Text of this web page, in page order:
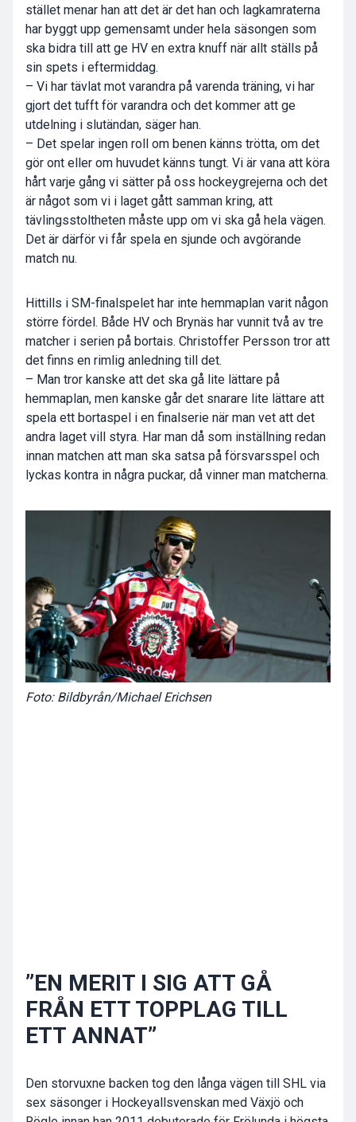
stället menar han att det är det han och lagkamraterna
har byggt upp gemensamt under hela säsongen som
ska bidra till att ge HV en extra knuff när allt ställs på
sin spets i eftermiddag.
– Vi har tävlat mot varandra på varenda träning, vi har
gjort det tufft för varandra och det kommer att ge
utdelning i slutändan, säger han.
– Det spelar ingen roll om benen känns trötta, om det
gör ont eller om huvudet känns tungt. Vi är vana att köra
hårt varje gång vi sätter på oss hockeygrejerna och det
är något som vi i laget gått samman kring, att
tävlingsstoltheten måste upp om vi ska gå hela vägen.
Det är därför vi får spela en sjunde och avgörande
match nu.
Hittills i SM-finalspelet har inte hemmaplan varit någon
större fördel. Både HV och Brynäs har vunnit två av tre
matcher i serien på bortais. Christoffer Persson tror att
det finns en rimlig anledning till det.
– Man tror kanske att det ska gå lite lättare på
hemmaplan, men kanske går det snarare lite lättare att
spela ett bortaspel i en finalserie när man vet att det
andra laget vill styra. Har man då som inställning redan
innan matchen att man ska satsa på försvarsspel och
lyckas kontra in några puckar, då vinner man matcherna.
Foto: Bildbyrån/Michael Erichsen
”EN MERIT I SIG ATT GÅ
FRÅN ETT TOPPLAG TILL
ETT ANNAT”
Den storvuxne backen tog den långa vägen till SHL via
sex säsonger i Hockeyallsvenskan med Växjö och